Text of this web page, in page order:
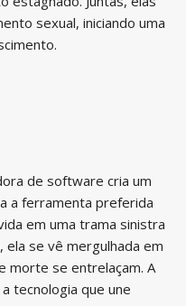
sexual, iniciando uma
de software cria um
a ferramenta preferida
em uma trama sinistra
ela se vê mergulhada em
morte se entrelaçam. A
tecnologia que une